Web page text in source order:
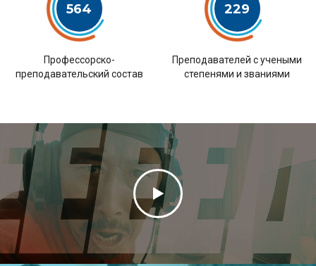
564
Профессорско-
преподавательский состав
229
Преподавателей с учеными
степенями и званиями